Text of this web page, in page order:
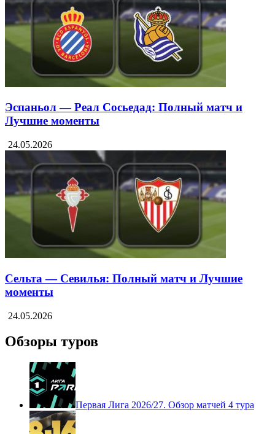
Эспаньол — Реал Сосьедад: Полный матч и
Лучшие моменты
24.05.2026
Сельта — Севилья: Полный матч и Лучшие
моменты
24.05.2026
Обзоры туров
Первая Лига 2026/27. Обзор матчей 4 тура